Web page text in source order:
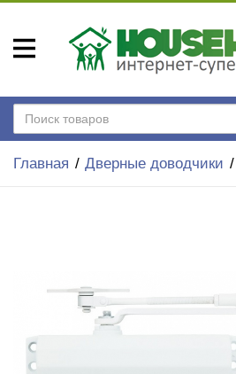
Главная Дверные доводчики